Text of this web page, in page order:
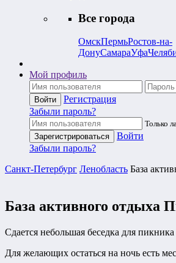
Все города
ОмскПермьРостов-на-
ДонуСамараУфа
Мой профиль
Регистрация
Забыли пароль?
Только
Войти
Забыли пароль?
Санкт-Петербург Ленобласть База
База активного отдыха
Сдается небольшая беседка для
Для желающих остаться на ночь есть